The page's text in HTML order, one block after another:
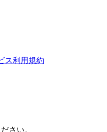
ス利用規約
さい。